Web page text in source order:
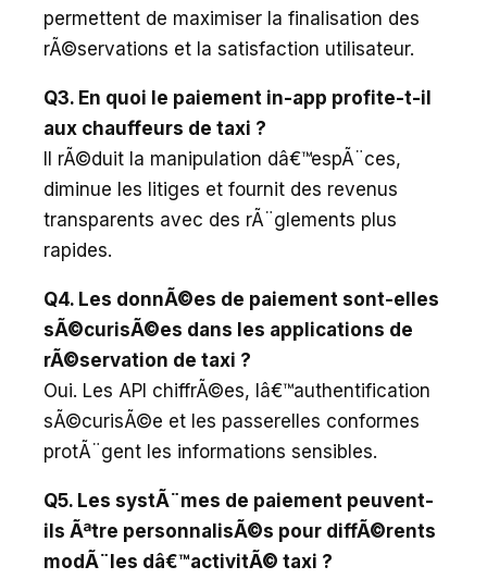
permettent de maximiser la finalisation des
rÃ©servations et la satisfaction utilisateur.
Q3. En quoi le paiement in-app profite-t-il
aux chauffeurs de taxi ?
Il rÃ©duit la manipulation dâ€™espÃ¨ces,
diminue les litiges et fournit des revenus
transparents avec des rÃ¨glements plus
rapides.
Q4. Les donnÃ©es de paiement sont-elles
sÃ©curisÃ©es dans les applications de
rÃ©servation de taxi ?
Oui. Les API chiffrÃ©es, lâ€™authentification
sÃ©curisÃ©e et les passerelles conformes
protÃ¨gent les informations sensibles.
Q5. Les systÃ¨mes de paiement peuvent-
ils Ãªtre personnalisÃ©s pour diffÃ©rents
modÃ¨les dâ€™activitÃ© taxi ?